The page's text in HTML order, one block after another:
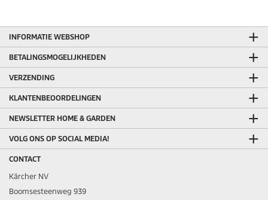
INFORMATIE WEBSHOP
BETALINGSMOGELIJKHEDEN
VERZENDING
KLANTENBEOORDELINGEN
NEWSLETTER HOME & GARDEN
VOLG ONS OP SOCIAL MEDIA!
CONTACT
Kärcher NV
Boomsesteenweg 939